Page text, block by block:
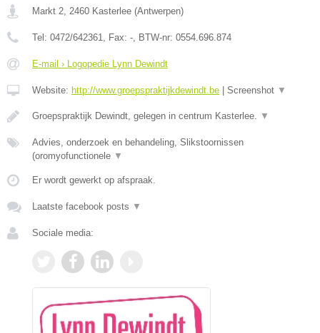
Markt 2 2460 Kasterlee (Antwerpen)
Tel: 0472/642361 , Fax: - , BTW-nr: 0554.696.874
E-mail › Logopedie Lynn Dewindt
Website: http://www.groepspraktijkdewindt.be Screenshot ▼
Groepspraktijk Dewindt, gelegen in centrum Kasterlee. ▼
Advies, onderzoek en behandeling, Slikstoornissen
(oromyofunctionele ▼
Er wordt gewerkt op afspraak.
Laatste facebook posts ▼
Sociale media: